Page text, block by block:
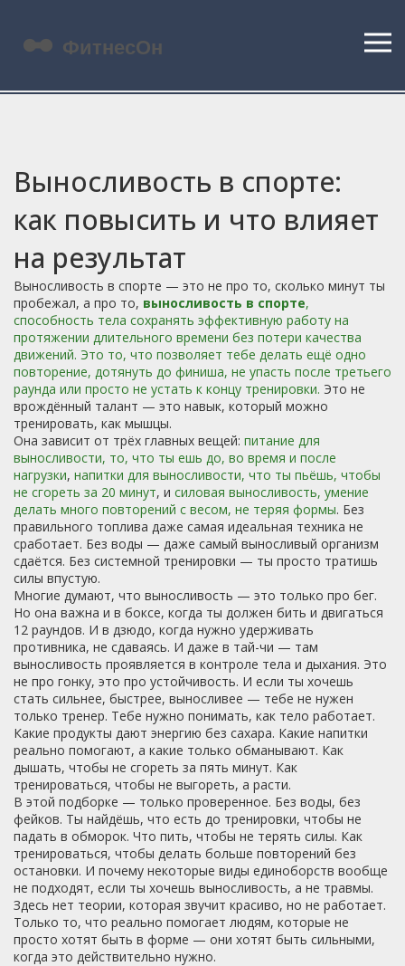
Выносливость в спорте:
как повысить и что влияет
на результат
Выносливость в спорте — это не про то, сколько минут ты
пробежал, а про то, выносливость в спорте,
способность тела сохранять эффективную работу на
протяжении длительного времени без потери качества
движений. Это то, что позволяет тебе делать ещё одно
повторение, дотянуть до финиша, не упасть после третьего
раунда или просто не устать к концу тренировки. Это не
врождённый талант — это навык, который можно
тренировать, как мышцы.
Она зависит от трёх главных вещей: питание для
выносливости, то, что ты ешь до, во время и после
нагрузки, напитки для выносливости, что ты пьёшь, чтобы
не сгореть за 20 минут, и силовая выносливость, умение
делать много повторений с весом, не теряя формы. Без
правильного топлива даже самая идеальная техника не
сработает. Без воды — даже самый выносливый организм
сдаётся. Без системной тренировки — ты просто тратишь
силы впустую.
Многие думают, что выносливость — это только про бег.
Но она важна и в боксе, когда ты должен бить и двигаться
12 раундов. И в дзюдо, когда нужно удерживать
противника, не сдаваясь. И даже в тай-чи — там
выносливость проявляется в контроле тела и дыхания. Это
не про гонку, это про устойчивость. И если ты хочешь
стать сильнее, быстрее, выносливее — тебе не нужен
только тренер. Тебе нужно понимать, как тело работает.
Какие продукты дают энергию без сахара. Какие напитки
реально помогают, а какие только обманывают. Как
дышать, чтобы не сгореть за пять минут. Как
тренироваться, чтобы не выгореть, а расти.
В этой подборке — только проверенное. Без воды, без
фейков. Ты найдёшь, что есть до тренировки, чтобы не
падать в обморок. Что пить, чтобы не терять силы. Как
тренироваться, чтобы делать больше повторений без
остановки. И почему некоторые виды единоборств вообще
не подходят, если ты хочешь выносливость, а не травмы.
Здесь нет теории, которая звучит красиво, но не работает.
Только то, что реально помогает людям, которые не
просто хотят быть в форме — они хотят быть сильными,
когда это действительно нужно.